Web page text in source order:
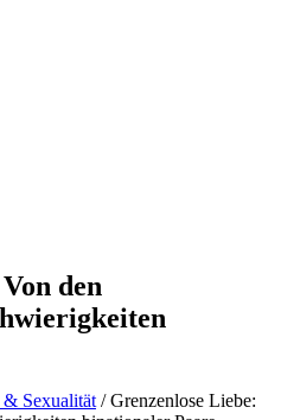
den
Sexualität /Grenzenlose Liebe: